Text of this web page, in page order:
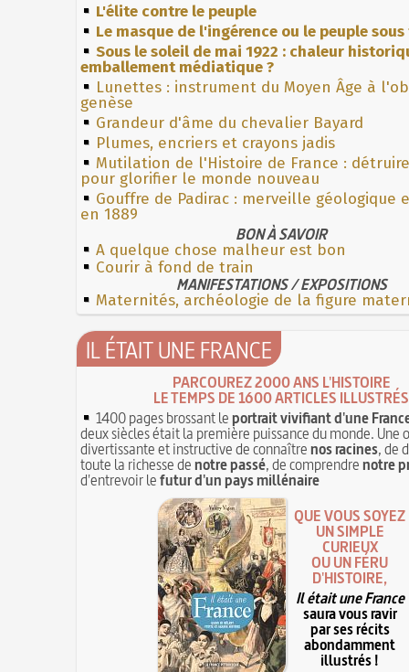
L'élite contre le peuple
Le masque de l'ingérence ou le peuple
Sous le soleil de mai 1922 : chaleur
emballement médiatique ?
Lunettes : instrument du Moyen Âge à
genèse
Grandeur d'âme du chevalier Bayard
Plumes, encriers et crayons jadis
Mutilation de l'Histoire de France :
pour glorifier le monde nouveau
Gouffre de Padirac : merveille géologique
en 1889
BON À SAVOIR
A quelque chose malheur est bon
Courir à fond de train
MANIFESTATIONS / EXPOSITIONS
Maternités, archéologie de la figure
IL ÉTAIT UNE FRANCE
PARCOUREZ 2000 ANS L'HISTOIRE
LE TEMPS DE 1600 ARTICLES ILLUSTRÉS
1400 pages brossant leportrait vivifiant d'une
deux siècles était la première puissance du monde. Une
divertissante et instructive de connaîtrenos racines, de
toute la richesse denotre passé, de comprendrenotre
d'entrevoir lefutur d'un pays millénaire
QUE VOUS SOYEZ
UN SIMPLE
CURIEUX
OU UN FÉRU
D'HISTOIRE,
Il était une France
saura vous ravir
par ses récits
abondamment
illustrés !